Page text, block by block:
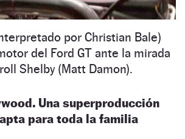
por Christian Bale)
del Ford GT ante la mirada
Shelby (Matt Damon).
Una superproducción
para toda la familia